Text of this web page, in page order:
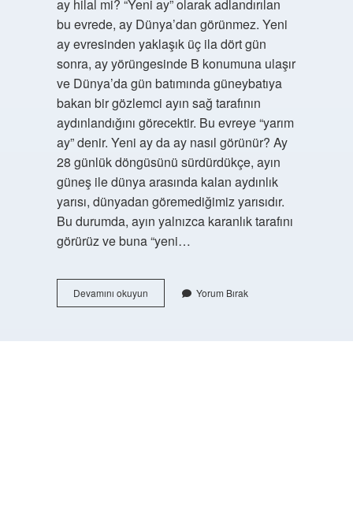
ay hilal mi? “Yeni ay” olarak adlandırılan
bu evrede, ay Dünya’dan görünmez. Yeni
ay evresinden yaklaşık üç ila dört gün
sonra, ay yörüngesinde B konumuna ulaşır
ve Dünya’da gün batımında güneybatıya
bakan bir gözlemci ayın sağ tarafının
aydınlandığını görecektir. Bu evreye “yarım
ay” denir. Yeni ay da ay nasıl görünür? Ay
28 günlük döngüsünü sürdürdükçe, ayın
güneş ile dünya arasında kalan aydınlık
yarısı, dünyadan göremediğimiz yarısıdır.
Bu durumda, ayın yalnızca karanlık tarafını
görürüz ve buna “yeni…
Devamını okuyunYeni
Ay
Yorum Bırak